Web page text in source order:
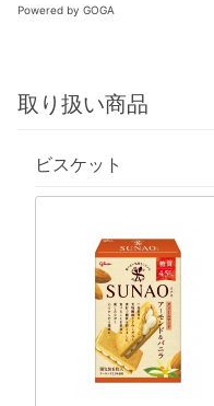
Powered by GOGA
取り扱い商品
ビスケット